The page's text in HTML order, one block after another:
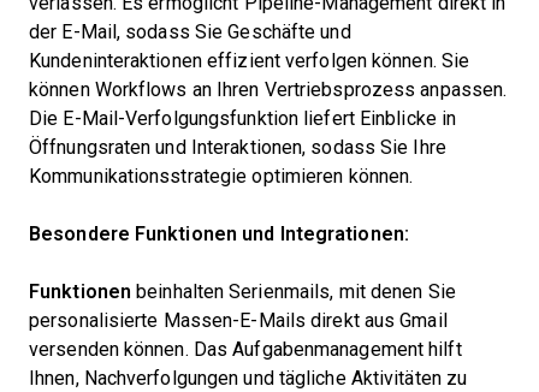
der E-Mail, sodass Sie Geschäfte und
Kundeninteraktionen effizient verfolgen können. Sie
können Workflows an Ihren Vertriebsprozess anpassen.
Die E-Mail-Verfolgungsfunktion liefert Einblicke in
Öffnungsraten und Interaktionen, sodass Sie Ihre
Kommunikationsstrategie optimieren können.
Besondere Funktionen und Integrationen:
Funktionen beinhalten Serienmails, mit denen Sie
personalisierte Massen-E-Mails direkt aus Gmail
versenden können. Das Aufgabenmanagement hilft
Ihnen, Nachverfolgungen und tägliche Aktivitäten zu